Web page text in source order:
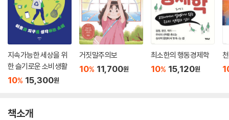
지속가능한 세상을 위
한 슬기로운 소비생활
10% 15,300원
거짓말주의보
10% 11,700원
최소한의 행동경제학
10% 15,120원
책소개